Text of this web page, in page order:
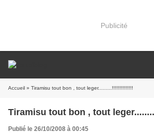
Publicité
Accueil » Tiramisu tout bon , tout leger.........!!!!!!!!!!!!!!
Tiramisu tout bon , tout
Publié le 26/10/2008 à 00:45